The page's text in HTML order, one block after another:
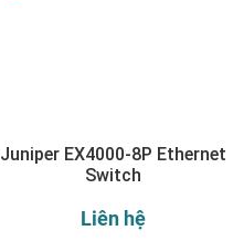
Juniper EX4000-8P Ethernet
Switch
Liên hệ